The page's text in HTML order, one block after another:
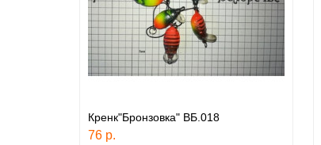
Кренк"Бронзовка" ВБ.018
76 р.